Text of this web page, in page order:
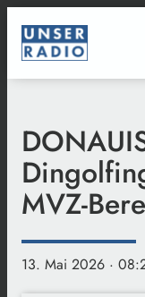
MVZ-
13. Mai 2026 ·